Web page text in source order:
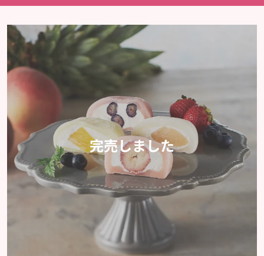
完売しました